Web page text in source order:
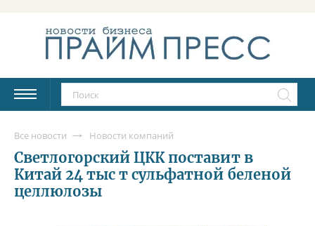
Все новости Новости компаний
Светлогорский ЦКК поставит в
Китай 24 тыс т сульфатной беленой
целлюлозы